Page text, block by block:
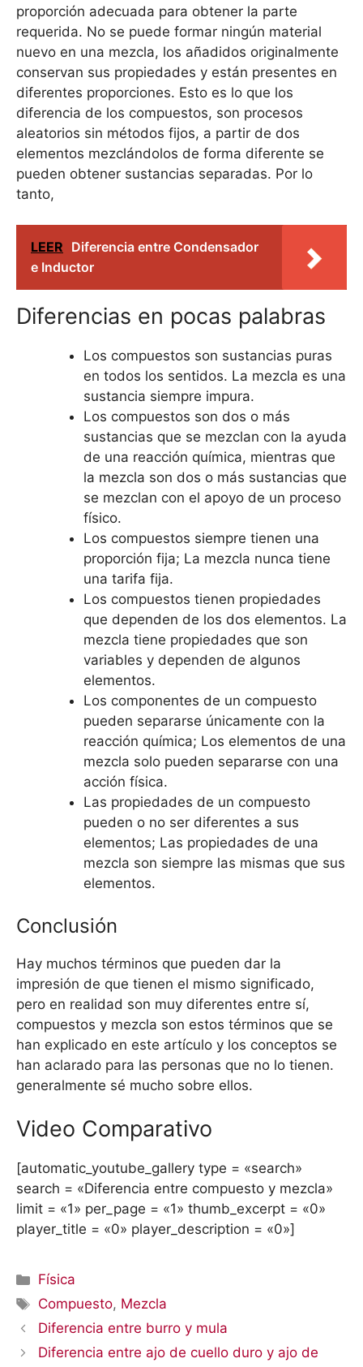
proporción adecuada para obtener la parte
requerida. No se puede formar ningún material
nuevo en una mezcla, los añadidos originalmente
conservan sus propiedades y están presentes en
diferentes proporciones. Esto es lo que los
diferencia de los compuestos, son procesos
aleatorios sin métodos fijos, a partir de dos
elementos mezclándolos de forma diferente se
pueden obtener sustancias separadas. Por lo
tanto,
LEER Diferencia entre Condensador
e Inductor
Diferencias en pocas palabras
Los compuestos son sustancias puras
en todos los sentidos. La mezcla es una
sustancia siempre impura.
Los compuestos son dos o más
sustancias que se mezclan con la ayuda
de una reacción química, mientras que
la mezcla son dos o más sustancias que
se mezclan con el apoyo de un proceso
físico.
Los compuestos siempre tienen una
proporción fija; La mezcla nunca tiene
una tarifa fija.
Los compuestos tienen propiedades
que dependen de los dos elementos. La
mezcla tiene propiedades que son
variables y dependen de algunos
elementos.
Los componentes de un compuesto
pueden separarse únicamente con la
reacción química; Los elementos de una
mezcla solo pueden separarse con una
acción física.
Las propiedades de un compuesto
pueden o no ser diferentes a sus
elementos; Las propiedades de una
mezcla son siempre las mismas que sus
elementos.
Conclusión
Hay muchos términos que pueden dar la
impresión de que tienen el mismo significado,
pero en realidad son muy diferentes entre sí,
compuestos y mezcla son estos términos que se
han explicado en este artículo y los conceptos se
han aclarado para las personas que no lo tienen.
generalmente sé mucho sobre ellos.
Video Comparativo
[automatic_youtube_gallery type = «search»
search = «Diferencia entre compuesto y mezcla»
limit = «1» per_page = «1» thumb_excerpt = «0»
player_title = «0» player_description = «0»]
Categorías
Física
Etiquetas
Compuesto, Mezcla
Diferencia entre burro y mula
Diferencia entre ajo de cuello duro y ajo de